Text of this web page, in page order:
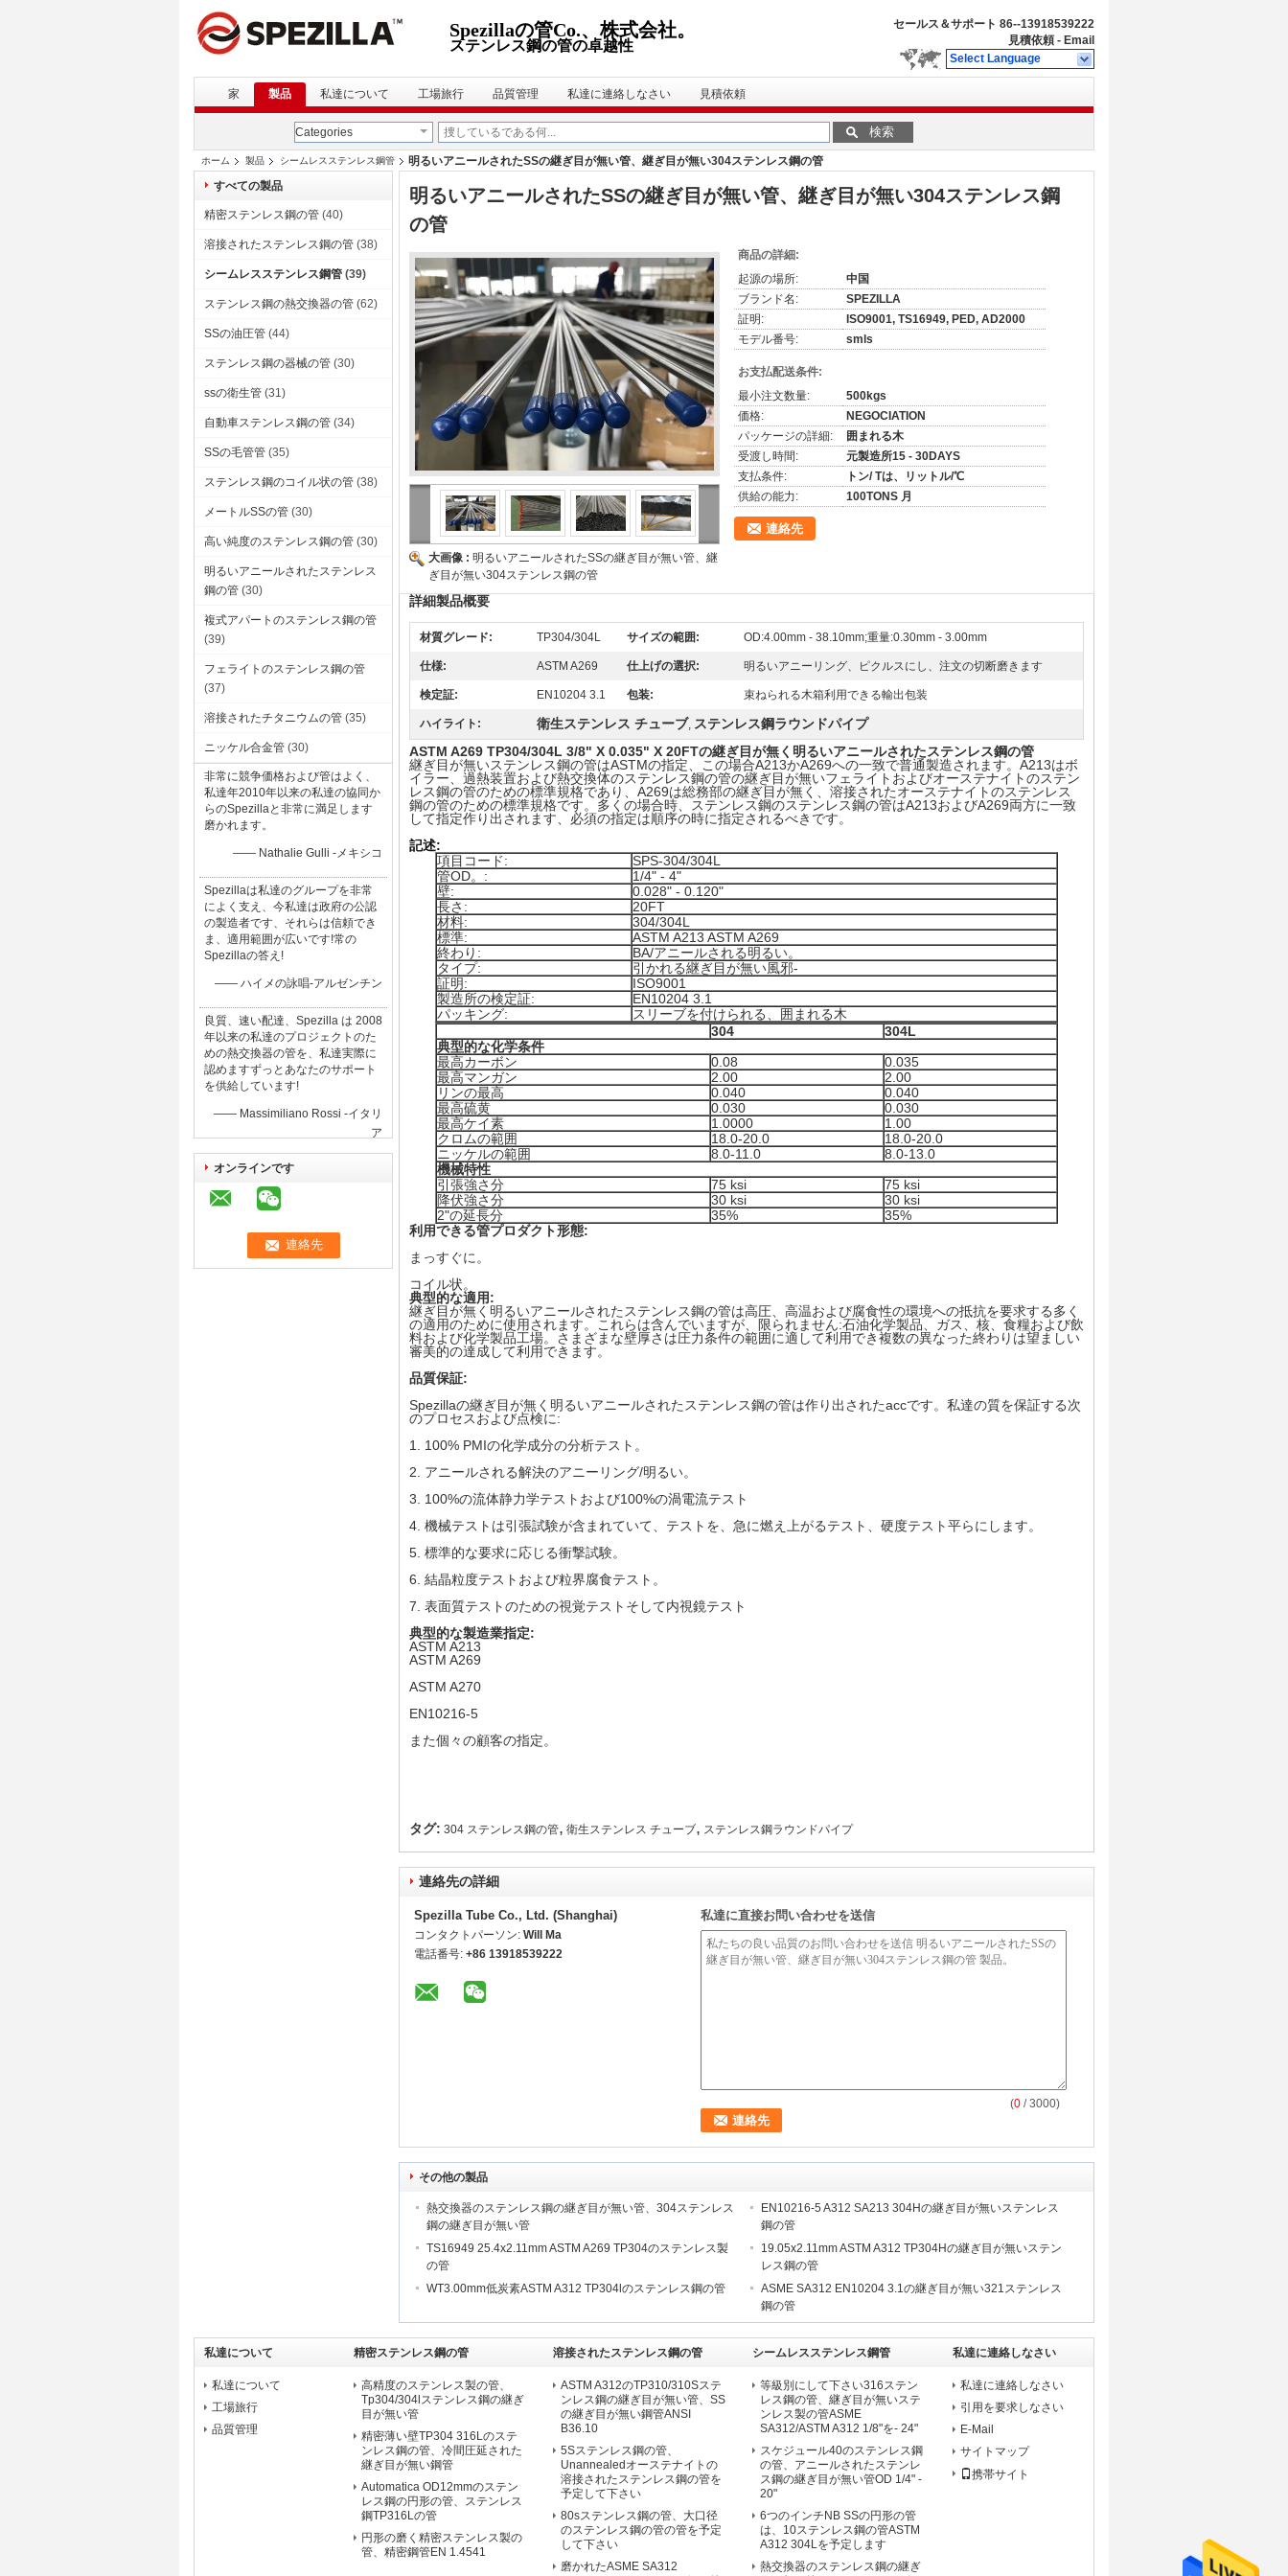
Spezillaの管Co.、株式会社。
ステンレス鋼の管の卓越性
セールス＆サポート 86--13918539222
見積依頼 - Email
Select Language
家 製品 私達について 工場旅行 品質管理 私達に連絡しなさい 見積依頼
Categories 検索
ホーム 製品 シームレスステンレス鋼管
明るいアニールされたSSの継ぎ目が無い管、継ぎ目が無い304ステンレス鋼の管
すべての製品
精密ステンレス鋼の管 (40)
溶接されたステンレス鋼の管 (38)
シームレスステンレス鋼管 (39)
ステンレス鋼の熱交換器の管 (62)
SSの油圧管 (44)
ステンレス鋼の器械の管 (30)
ssの衛生管 (31)
自動車ステンレス鋼の管 (34)
SSの毛管管 (35)
ステンレス鋼のコイル状の管 (38)
メートルSSの管 (30)
高い純度のステンレス鋼の管 (30)
明るいアニールされたステンレス
鋼の管 (30)
複式アパートのステンレス鋼の管
(39)
フェライトのステンレス鋼の管
(37)
溶接されたチタニウムの管 (35)
ニッケル合金管 (30)
非常に競争価格および管はよく、
私達年2010年以来の私達の協同か
らのSpezillaと非常に満足します
磨かれます。
—— Nathalie Gulli -メキシコ
Spezillaは私達のグループを非常
によく支え、今私達は政府の公認
の製造者です、それらは信頼でき
ま、適用範囲が広いです!常の
Spezillaの答え!
—— ハイメの詠唱-アルゼンチン
良質、速い配達、Spezilla は 2008
年以来の私達のプロジェクトのた
めの熱交換器の管を、私達実際に
認めますずっとあなたのサポート
を供給しています!
—— Massimiliano Rossi -イタリ
ア
オンラインです
明るいアニールされたSSの継ぎ目が無い管、継ぎ目が無い304ステンレス鋼
の管
大画像 : 明るいアニールされたSSの継ぎ目が無い管、継
ぎ目が無い304ステンレス鋼の管
商品の詳細:
起源の場所:
中国
ブランド名:
SPEZILLA
証明:
ISO9001, TS16949, PED, AD2000
モデル番号:
smls
お支払配送条件:
最小注文数量:
500kgs
価格:
NEGOCIATION
パッケージの詳細:
囲まれる木
受渡し時間:
元製造所15 - 30DAYS
支払条件:
トン/ Tは、リットル/℃
供給の能力:
100TONS 月
連絡先
詳細製品概要
材質グレード: TP304/304L サイズの範囲: OD:4.00mm - 38.10mm;重量:0.30mm - 3.00mm
仕様: ASTM A269 仕上げの選択: 明るいアニーリング、ピクルスにし、注文の切断磨きます
検定証: EN10204 3.1 包装: 束ねられる木箱利用できる輸出包装
ハイライト: 衛生ステンレス チューブ, ステンレス鋼ラウンドパイプ
ASTM A269 TP304/304L 3/8" X 0.035" X 20FTの継ぎ目が無く明るいアニールされたステンレス鋼の管
継ぎ目が無いステンレス鋼の管はASTMの指定、この場合A213かA269への一致で普通製造されます。A213はボ
イラー、過熱装置および熱交換体のステンレス鋼の管の継ぎ目が無いフェライトおよびオーステナイトのステン
レス鋼の管のための標準規格であり、A269は総務部の継ぎ目が無く、溶接されたオーステナイトのステンレス
鋼の管のための標準規格です。多くの場合時、ステンレス鋼のステンレス鋼の管はA213およびA269両方に一致
して指定作り出されます、必須の指定は順序の時に指定されるべきです。
記述:
項目コード:
SPS-304/304L
管OD。:
1/4" - 4"
壁:
0.028" - 0.120"
長さ:
20FT
材料:
304/304L
標準:
ASTM A213 ASTM A269
終わり:
BA/アニールされる明るい。
タイプ:
引かれる継ぎ目が無い風邪-
証明:
ISO9001
製造所の検定証:
EN10204 3.1
パッキング:
スリーブを付けられる、囲まれる木
304
304L
典型的な化学条件
最高カーボン
0.08
0.035
最高マンガン
2.00
2.00
リンの最高
0.040
0.040
最高硫黄
0.030
0.030
最高ケイ素
1.0000
1.00
クロムの範囲
18.0-20.0
18.0-20.0
ニッケルの範囲
8.0-11.0
8.0-13.0
機械特性
引張強さ分
75 ksi
75 ksi
降伏強さ分
30 ksi
30 ksi
2"の延長分
35%
35%
利用できる管プロダクト形態:
まっすぐに。
コイル状。
典型的な適用:
継ぎ目が無く明るいアニールされたステンレス鋼の管は高圧、高温および腐食性の環境への抵抗を要求する多く
の適用のために使用されます。これらは含んでいますが、限られません:石油化学製品、ガス、核、食糧および飲
料および化学製品工場。さまざまな壁厚さは圧力条件の範囲に適して利用でき複数の異なった終わりは望ましい
審美的の達成して利用できます。
品質保証:
Spezillaの継ぎ目が無く明るいアニールされたステンレス鋼の管は作り出されたaccです。私達の質を保証する次
のプロセスおよび点検に:
1. 100% PMIの化学成分の分析テスト。
2. アニールされる解決のアニーリング/明るい。
3. 100%の流体静力学テストおよび100%の渦電流テスト
4. 機械テストは引張試験が含まれていて、テストを、急に燃え上がるテスト、硬度テスト平らにします。
5. 標準的な要求に応じる衝撃試験。
6. 結晶粒度テストおよび粒界腐食テスト。
7. 表面質テストのための視覚テストそして内視鏡テスト
典型的な製造業指定:
ASTM A213
ASTM A269
ASTM A270
EN10216-5
また個々の顧客の指定。
タグ: 304 ステンレス鋼の管, 衛生ステンレス チューブ, ステンレス鋼ラウンドパイプ
連絡先の詳細
Spezilla Tube Co., Ltd. (Shanghai)
コンタクトパーソン: Will Ma
電話番号: +86 13918539222
私達に直接お問い合わせを送信
(0 / 3000)
その他の製品
熱交換器のステンレス鋼の継ぎ目が無い管、304ステンレス
鋼の継ぎ目が無い管
EN10216-5 A312 SA213 304Hの継ぎ目が無いステンレス
鋼の管
TS16949 25.4x2.11mm ASTM A269 TP304のステンレス製
の管
19.05x2.11mm ASTM A312 TP304Hの継ぎ目が無いステン
レス鋼の管
WT3.00mm低炭素ASTM A312 TP304lのステンレス鋼の管
ASME SA312 EN10204 3.1の継ぎ目が無い321ステンレス
鋼の管
私達について
私達について
工場旅行
品質管理
精密ステンレス鋼の管
高精度のステンレス製の管、
Tp304/304lステンレス鋼の継ぎ
目が無い管
精密薄い壁TP304 316Lのステ
ンレス鋼の管、冷間圧延された
継ぎ目が無い鋼管
Automatica OD12mmのステン
レス鋼の円形の管、ステンレス
鋼TP316Lの管
円形の磨く精密ステンレス製の
管、精密鋼管EN 1.4541
溶接されたステンレス鋼の管
ASTM A312のTP310/310Sステ
ンレス鋼の継ぎ目が無い管、SS
の継ぎ目が無い鋼管ANSI
B36.10
5Sステンレス鋼の管、
Unannealedオーステナイトの
溶接されたステンレス鋼の管を
予定して下さい
80sステンレス鋼の管、大口径
のステンレス鋼の管の管を予定
して下さい
磨かれたASME SA312
シームレスステンレス鋼管
等級別にして下さい316ステン
レス鋼の管、継ぎ目が無いステ
ンレス製の管ASME
SA312/ASTM A312 1/8"を- 24"
スケジュール40のステンレス鋼
の管、アニールされたステンレ
ス鋼の継ぎ目が無い管OD 1/4" -
20"
6つのインチNB SSの円形の管
は、10ステンレス鋼の管ASTM
A312 304Lを予定します
熱交換器のステンレス鋼の継ぎ
私達に連絡しなさい
私達に連絡しなさい
引用を要求しなさい
E-Mail
サイトマップ
携帯サイト